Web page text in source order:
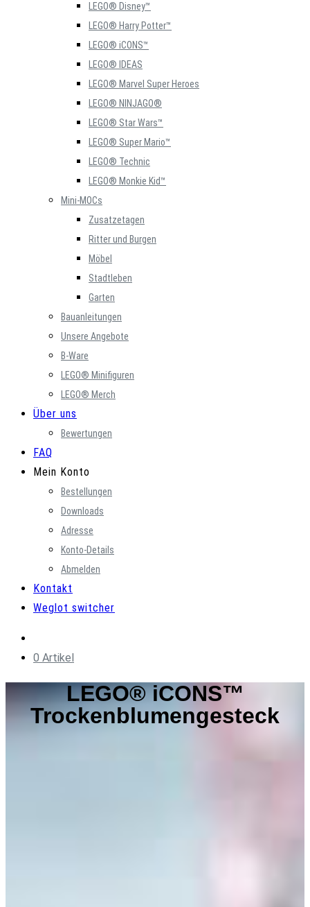
LEGO® Disney™
LEGO® Harry Potter™
LEGO® iCONS™
LEGO® IDEAS
LEGO® Marvel Super Heroes
LEGO® NINJAGO®
LEGO® Star Wars™
LEGO® Super Mario™
LEGO® Technic
LEGO® Monkie Kid™
Mini-MOCs
Zusatzetagen
Ritter und Burgen
Möbel
Stadtleben
Garten
Bauanleitungen
Unsere Angebote
B-Ware
LEGO® Minifiguren
LEGO® Merch
Über uns
Bewertungen
FAQ
Mein Konto
Bestellungen
Downloads
Adresse
Konto-Details
Abmelden
Kontakt
Weglot switcher
0 Artikel
LEGO® iCONS™
Trockenblumengesteck